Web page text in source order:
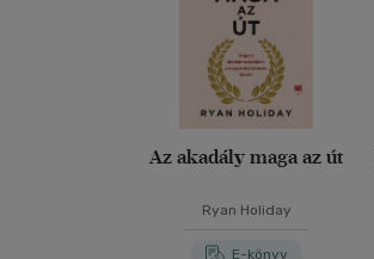
Az akadály maga az út
Ryan Holiday
E-könyv